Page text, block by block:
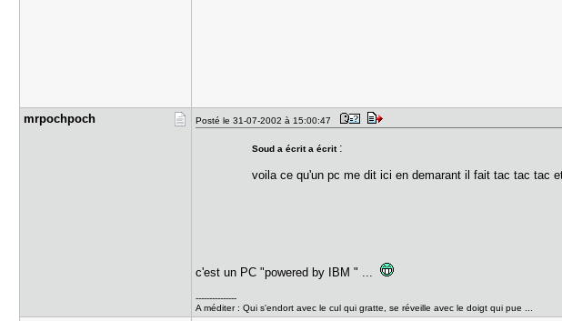
mrpochpoch Posté le 31-07-2002 à 15:00:47
Soud a écrit a écrit :
voila ce qu'un pc me dit ici en demarant il fait tac tac tac
c'est un PC "powered by IBM " ...
---------------
A méditer : Qui s'endort avec le cul qui gratte, se réveille avec le doigt qui pue ...